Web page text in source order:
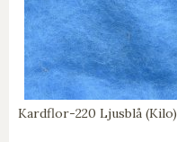
Kardflor-220 Ljusblå (Kilo)